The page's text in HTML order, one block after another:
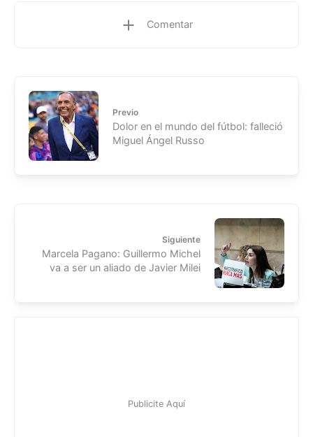
Comentar
Previo
Dolor en el mundo del fútbol: falleció
Miguel Ángel Russo
Siguiente
Marcela Pagano: Guillermo Michel
va a ser un aliado de Javier Milei